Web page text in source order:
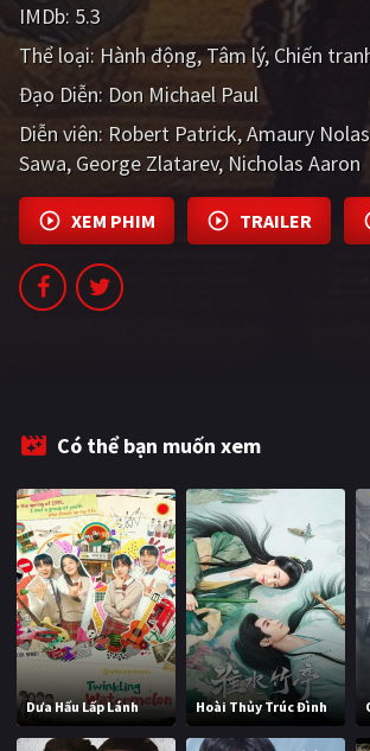
PHIM BỘ
PHIM LẺ
PHIM CHIẾU RẠP
TUYỂN TẬP PHIM
BLOG
IMDb: 5.3
Thể loại: Hành động Tâm lý Chiến
Đạo Diễn: Don Michael Paul
Diễn viên: Robert Patrick Amaury
Sawa George Zlatarev Nicholas Aaron
XEM PHIM TRAILER
Có thể bạn muốn xem
Dưa Hấu Lấp Lánh Hoài Thủy Trúc Đình